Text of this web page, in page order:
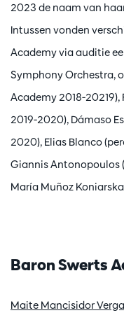
2023 de naam van
Intussen vonden
Academy via auditie
Symphony Orchestra,
Academy 2018-
2019-2020), Dámaso
2020), Elias Blanco
Giannis Antonopoulos
María Muñoz
Baron Swerts
Maite Mancisidor